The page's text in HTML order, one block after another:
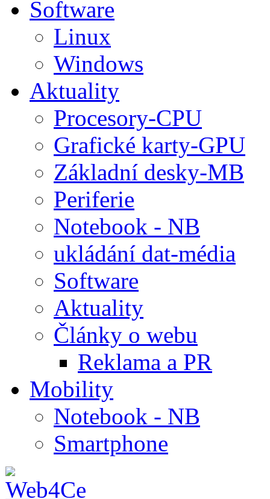
Software
Linux
Windows
Aktuality
Procesory-CPU
Grafické karty-GPU
Základní desky-MB
Periferie
Notebook - NB
ukládání dat-média
Software
Aktuality
Články o webu
Reklama a PR
Mobility
Notebook - NB
Smartphone